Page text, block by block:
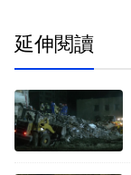
延伸閱讀